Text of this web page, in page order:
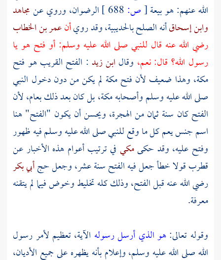
الله عنهم: هو بيعة[ص: الرضوان، وروي عنمجاهد
وابن إسحاقأنه الصلح بالحديبية، وقد رويأنعمر بن الخطاب
رضي الله عنه قال للنبي صلى الله عليه وسلم: أو فتح هو يا
رسول الله؟ قال: نعم، وقال ابن زيد : الفتح القريب هو فتح
مكة، وهذا ضعيف لأن فتحمكة لم يكن من دون دخول النبي
صلى الله عليه وسلم وأصحابهمكة،بل كان بعد ذلك بعام، لأن
الفتح كان سنة ثمان من الهجرة، ويحسن أن يكون "الفتح" هنا
اسم جنس يعم كل ما وقع للنبي صلى الله عليه وسلم فيه ظهور
وفتح عليه، وقد حكىمكي في ترتيب أعوام هذه الأخبار عن
قطربقولا خطأ جعل فيه الفتح سنة عشر، وجعل حجأبي بكر
رضي الله عنه قبل الفتح، وذلك كله تخليط وخوض فيما لم يتقنه
معرفة.
وقوله تعالى:هو الذي أرسل رسوله الآية، تعظيم لأمر رسول
الله صلى الله عليه وسلم، وإعلام بأنه يظهره على جميع الأديان،